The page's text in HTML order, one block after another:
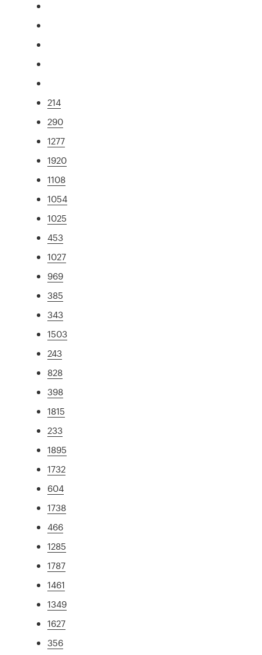
214
290
1277
1920
1108
1054
1025
453
1027
969
385
343
1503
243
828
398
1815
233
1895
1732
604
1738
466
1285
1787
1461
1349
1627
356